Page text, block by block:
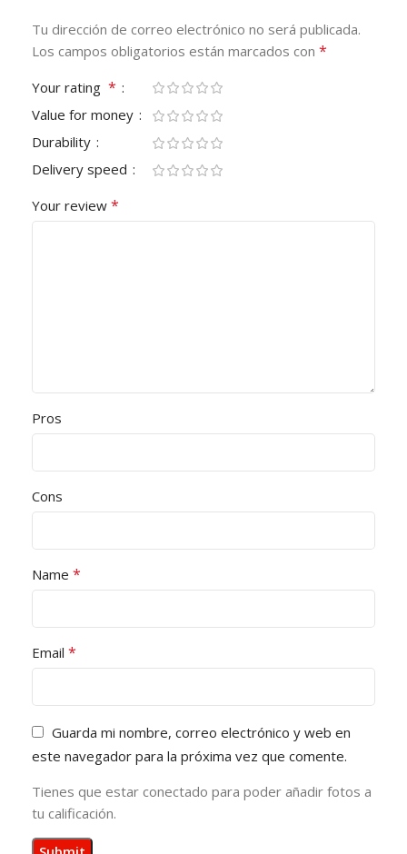
Tu dirección de correo electrónico no será publicada.
Los campos obligatorios están marcados con *
Your rating *
Value for money
Durability
Delivery speed
Your review *
Pros
Cons
Name *
Email *
Guarda mi nombre, correo electrónico y web en
este navegador para la próxima vez que comente.
Tienes que estar conectado para poder añadir fotos a
tu calificación.